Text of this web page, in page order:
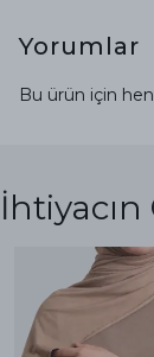
Yorumlar
Bu ürün için